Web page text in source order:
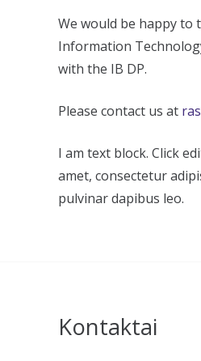
We would be happy to
Information
with the IB DP.
Please contact us at
I am text block. Click
amet, consectetur
pulvinar dapibus leo.
Kontaktai